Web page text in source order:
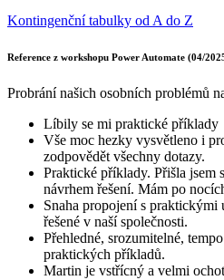
Kontingenční tabulky od A do Z
Reference z workshopu Power Automate (04/
Probrání našich osobních problémů
Líbily se mi praktické příklady
Vše moc hezky vysvětleno i
zodpovědět všechny dotazy.
Praktické příklady. Přišla jsem
návrhem řešení. Mám po
Snaha propojení s
řešené v naší společnosti.
Přehledné, srozumitelné,
praktických příkladů.
Martin je vstřícný a velmi